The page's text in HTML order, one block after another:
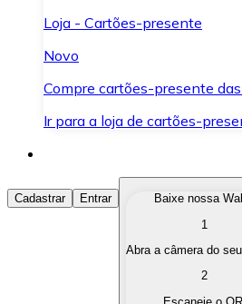
Loja - Cartões-presente
Novo
Compre cartões-presente
Ir para a loja de cartões-
Comprar Criptomoedas
Compre as criptomoedas de
Converta suas criptomoedas
Cadastrar Entrar
Baixe nossa
1
Abra a câmera do
2